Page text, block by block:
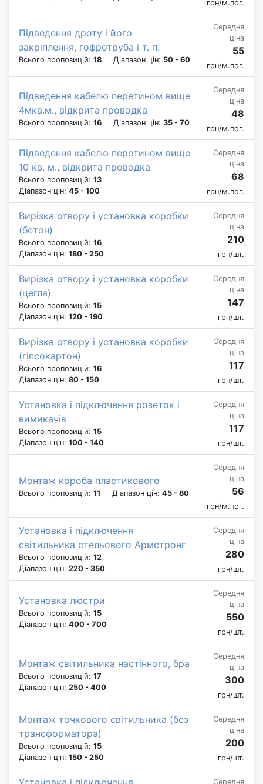
грн/м.пог.
Підведення дроту і його
закріплення, гофротруба і т. п.
Всього пропозицій: 18 Діапазон цін: 50 - 60
Середня
ціна
55
грн/м.пог.
Підведення кабелю перетином вище
4мкв.м., відкрита проводка
Всього пропозицій: 16 Діапазон цін: 35 - 70
Середня
ціна
48
грн/м.пог.
Підведення кабелю перетином вище
10 кв. м., відкрита проводка
Всього пропозицій: 13
Діапазон цін: 45 - 100
Середня
ціна
68
грн/м.пог.
Вирізка отвору і установка коробки
(бетон)
Всього пропозицій: 16
Діапазон цін: 180 - 250
Середня
ціна
210
грн/шт.
Вирізка отвору і установка коробки
(цегла)
Всього пропозицій: 15
Діапазон цін: 120 - 190
Середня
ціна
147
грн/шт.
Вирізка отвору і установка коробки
(гіпсокартон)
Всього пропозицій: 16
Діапазон цін: 80 - 150
Середня
ціна
117
грн/шт.
Установка і підключення розеток і
вимикачів
Всього пропозицій: 15
Діапазон цін: 100 - 140
Середня
ціна
117
грн/шт.
Монтаж короба пластикового
Всього пропозицій: 11 Діапазон цін: 45 - 80
Середня
ціна
56
грн/м.пог.
Установка і підключення
світильника стельового Армстронг
Всього пропозицій: 12
Діапазон цін: 220 - 350
Середня
ціна
280
грн/шт.
Установка люстри
Всього пропозицій: 15
Діапазон цін: 400 - 700
Середня
ціна
550
грн/шт.
Монтаж світильника настінного, бра
Всього пропозицій: 17
Діапазон цін: 250 - 400
Середня
ціна
300
грн/шт.
Монтаж точкового світильника (без
трансформатора)
Всього пропозицій: 15
Діапазон цін: 150 - 250
Середня
ціна
200
грн/шт.
Середня